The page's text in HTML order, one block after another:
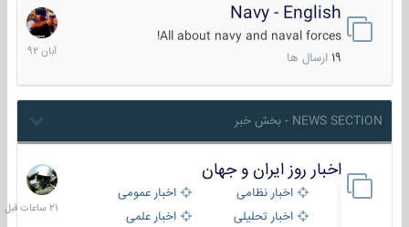
Navy - English
All about navy and naval forces!
ارسال ها
22
آبان
1392
NEWS SECTION - بخش خبر
اخبار روز ایران و جهان
اخبار نظامی
اخبار عمومی
اخبار تحلیلی
اخبار علمی
21
ساعات
قبل